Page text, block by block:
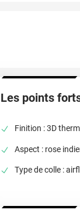
Les points
Finition : 3D
Aspect : rose
Type de colle :